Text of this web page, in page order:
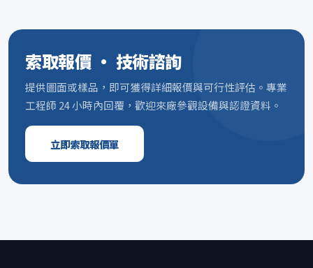
索取報價 · 技術諮詢
提供圖面或樣品，即可獲得詳細報價與可行性評估。專業
工程師 24 小時內回覆，歡迎來廠參觀設備與認證資料。
立即索取報價單